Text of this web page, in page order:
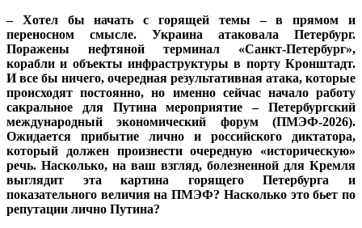
– Хотел бы начать с горящей темы – в прямом и
переносном смысле. Украина атаковала Петербург.
Поражены нефтяной терминал «Санкт-Петербург»,
корабли и объекты инфраструктуры в порту Кронштадт.
И все бы ничего, очередная результативная атака, которые
происходят постоянно, но именно сейчас начало работу
сакральное для Путина мероприятие – Петербургский
международный экономический форум (ПМЭФ-2026).
Ожидается прибытие лично и российского диктатора,
который должен произнести очередную «историческую»
речь. Насколько, на ваш взгляд, болезненной для Кремля
выглядит эта картина горящего Петербурга и
показательного величия на ПМЭФ? Насколько это бьет по
репутации лично Путина?